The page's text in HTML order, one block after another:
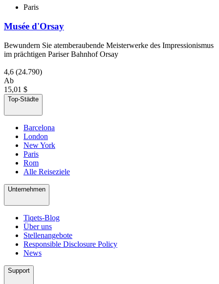
Paris
Musée d'Orsay
Bewundern Sie atemberaubende Meisterwerke des Impressionismus
im prächtigen Pariser Bahnhof Orsay
4,6 (24.790)
Ab
15,01 $
Top-Städte
Barcelona
London
New York
Paris
Rom
Alle Reiseziele
Unternehmen
Tiqets-Blog
Über uns
Stellenangebote
Responsible Disclosure Policy
News
Support